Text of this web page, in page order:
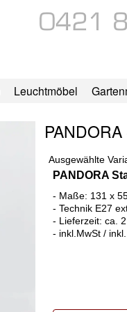
Leuchtmöbel
Ausgewählte
PANDORA
- Maße: 131 x
- Technik E27
- Lieferzeit: ca.
- inkl.MwSt /